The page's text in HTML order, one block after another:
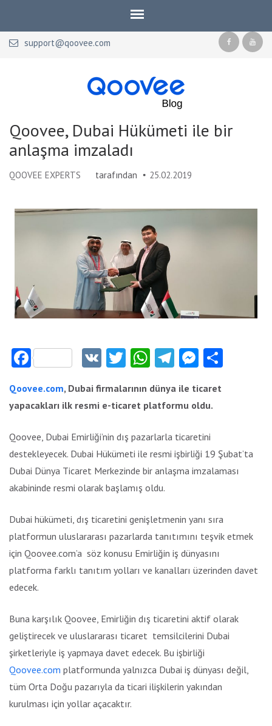
support@qoovee.com
Qoovee Blog
Qoovee, Dubai Hükümeti ile bir
anlaşma imzaladı
QOOVEE EXPERTS tarafından 25.02.2019
FacebookVK Twitter
WhatsApp
Telegram
Qoovee.com, Dubai firmalarının dünya ile ticaret
yapacakları ilk resmi e-ticaret platformu oldu.
Qoovee, Dubai Emirliği’nin dış pazarlarla ticaretini
destekleyecek. Dubai Hükümeti ile resmi işbirliği 19 Şubat’ta
Dubai Dünya Ticaret Merkezinde bir anlaşma imzalaması
akabininde resmi olarak başlamış oldu.
Dubai hükümeti, dış ticaretini genişletmenin yanı sıra
platformun uluslararası pazarlarda tanıtımını teşvik etmek
için Qoovee.com’a söz konusu Emirliğin iş dünyasını
platforma farklı tanıtım yolları ve kanalları üzerinden davet
edecek.
Buna karşılık Qoovee, Emirliğin dış ticaretini aktif olarak
geliştirecek ve uluslararası ticaret temsilcilerini Dubai
şirketleriyle iş yapmaya davet edecek. Bu işbirliği
Qoovee.com platformunda yalnızca Dubai iş dünyası değil,
tüm Orta Doğu pazarıyla da ticari ilişkilerin yakından
kurulması için yollar açacaktır.